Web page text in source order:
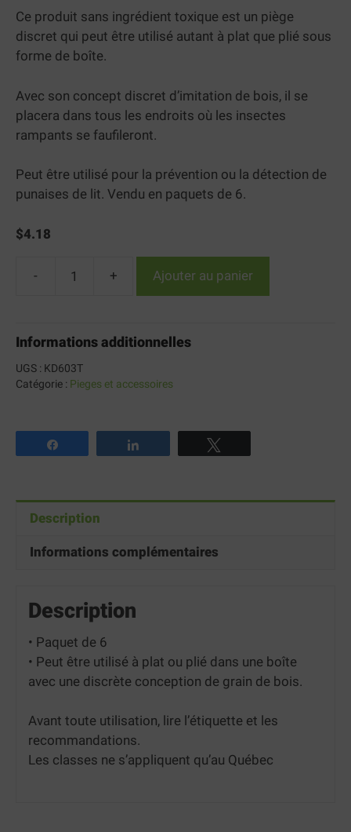
Ce produit sans ingrédient toxique est un piège
discret qui peut être utilisé autant à plat que plié sous
forme de boîte.
Avec son concept discret d’imitation de bois, il se
placera dans tous les endroits où les insectes
rampants se faufileront.
Peut être utilisé pour la prévention ou la détection de
punaises de lit. Vendu en paquets de 6.
$4.18
-
quantité
Down™
pour
+ Ajouter au panier
Informations additionnelles
UGS : KD603T
Catégorie : Pieges et accessoires
Description
Informations complémentaires
Description
• Paquet de 6
• Peut être utilisé à plat ou plié dans une boîte
avec une discrète conception de grain de bois.
Avant toute utilisation, lire l’étiquette et les
recommandations.
Les classes ne s’appliquent qu’au Québec